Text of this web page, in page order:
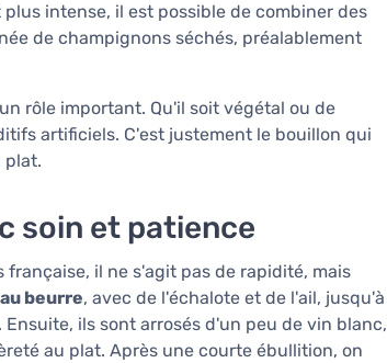
intense, il est possible de combiner des
de champignons séchés, préalablement
rôle important. Qu'il soit végétal ou de
artificiels. C'est justement le bouillon qui
plat.
soin et patience
il ne s'agit pas de rapidité, mais
beurre, avec de l'échalote et de l'ail, jusqu'à
ils sont arrosés d'un peu de vin blanc,
au plat. Après une courte ébullition, on